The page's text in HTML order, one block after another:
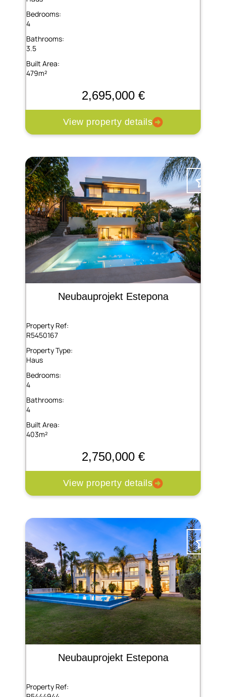
Bedrooms:
4
Bathrooms:
3.5
Built Area:
479m²
2,695,000 €
View property details
Neubauprojekt Estepona
Property Ref:
R5450167
Property Type:
Haus
Bedrooms:
4
Bathrooms:
4
Built Area:
403m²
2,750,000 €
View property details
Neubauprojekt Estepona
Property Ref: